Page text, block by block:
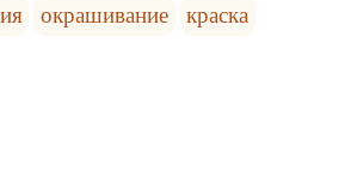
окрашивание краска